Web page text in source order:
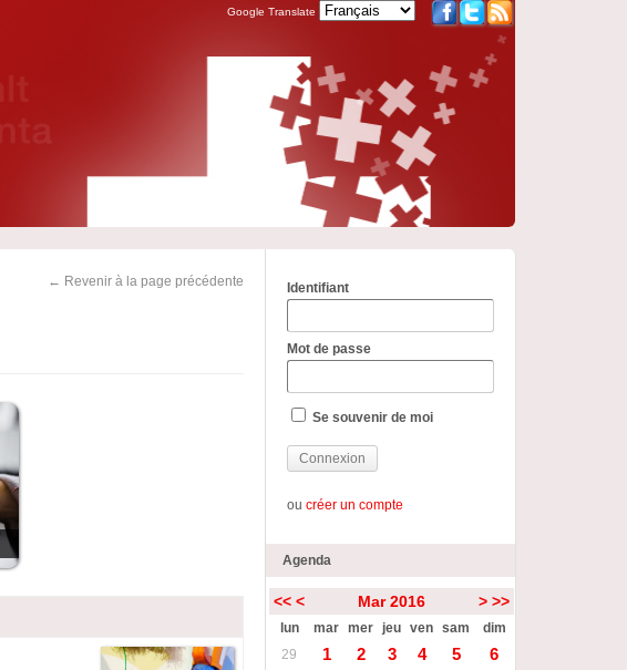
Google Translate
← Revenir à la page précédente Identifiant
Mot de passe
Se souvenir de moi
oucréer un compte
Agenda
<< < Mar 2016 > >>
lun mar mer jeu ven sam
dim
29
1 2 3 4 5
6